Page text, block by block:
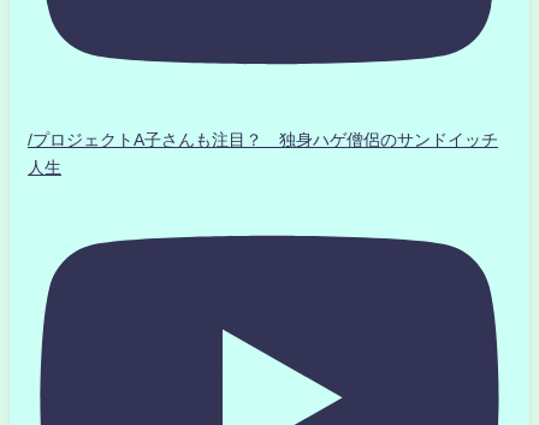
/プロジェクトA子さんも注目？ 独身ハゲ僧侶のサンドイッチ
人生